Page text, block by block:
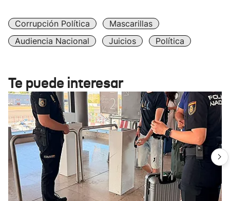
Corrupción Política
Mascarillas
Audiencia Nacional
Juicios Política
Te puede interesar